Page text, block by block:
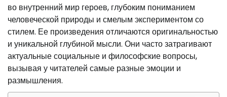
во внутренний мир героев, глубоким пониманием
человеческой природы и смелым экспериментом со
стилем. Ее произведения отличаются оригинальностью
и уникальной глубиной мысли. Они часто затрагивают
актуальные социальные и философские вопросы,
вызывая у читателей самые разные эмоции и
размышления.